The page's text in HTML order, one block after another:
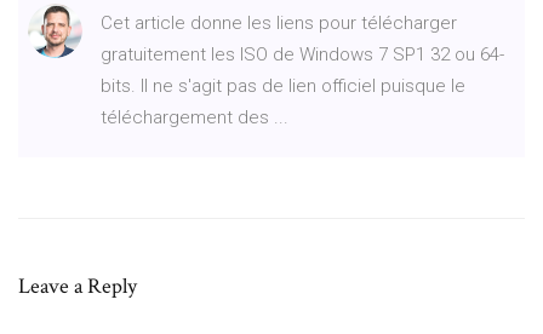
Cet article donne les liens pour télécharger
gratuitement les ISO de Windows 7 SP1 32 ou 64-
bits. Il ne s'agit pas de lien officiel puisque le
téléchargement des ...
Leave a Reply